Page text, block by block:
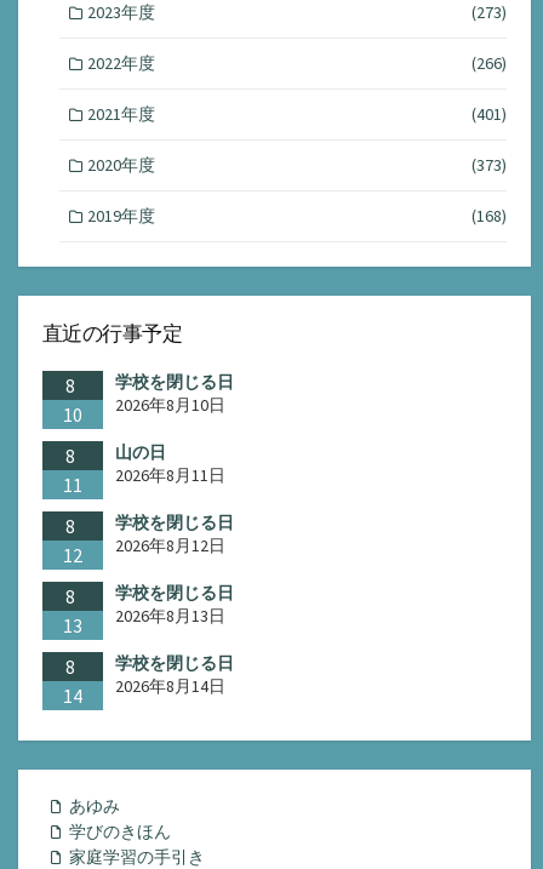
2023年度 (273)
2022年度 (266)
2021年度 (401)
2020年度 (373)
2019年度 (168)
直近の行事予定
8
10
学校を閉じる日
2026年8月10日
8
11
山の日
2026年8月11日
8
12
学校を閉じる日
2026年8月12日
8
13
学校を閉じる日
2026年8月13日
8
14
学校を閉じる日
2026年8月14日
あゆみ
学びのきほん
家庭学習の手引き